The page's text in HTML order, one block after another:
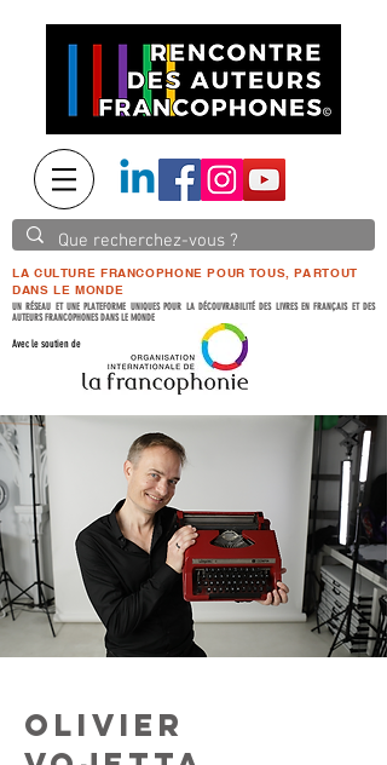
LA CULTURE FRANCOPHONE POUR TOUS, PARTOUT
DANS LE MONDE
UN RÉSEAU ET UNE PLATEFORME UNIQUES POUR LA DÉCOUVRABILITÉ DES LIVRES EN FRANÇAIS ET DES
AUTEURS FRANCOPHONES DANS LE MONDE
Avec le soutien de
OLIVIER